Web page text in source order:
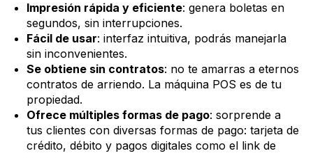
Impresión rápida y eficiente: genera boletas en
segundos, sin interrupciones.
Fácil de usar: interfaz intuitiva, podrás manejarla
sin inconvenientes.
Se obtiene sin contratos: no te amarras a eternos
contratos de arriendo. La máquina POS es de tu
propiedad.
Ofrece múltiples formas de pago: sorprende a
tus clientes con diversas formas de pago: tarjeta de
crédito, débito y pagos digitales como el link de